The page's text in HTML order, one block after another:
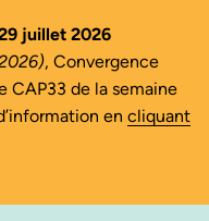
juillet 2026
, Convergence
CAP33 de la semaine
en cliquant